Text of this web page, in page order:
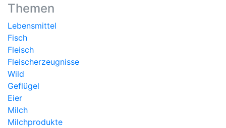
Themen
Lebensmittel
Fisch
Fleisch
Fleischerzeugnisse
Wild
Geflügel
Eier
Milch
Milchprodukte